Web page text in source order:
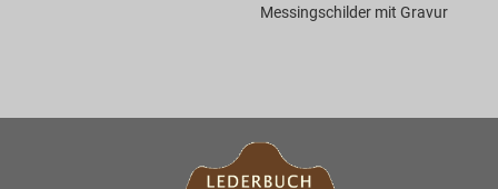
Messingschilder mit Gravur